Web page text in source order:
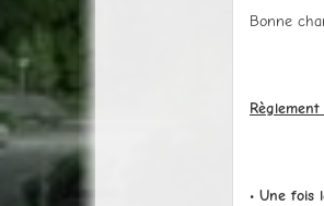
Bonne
Règlement
• Une fois